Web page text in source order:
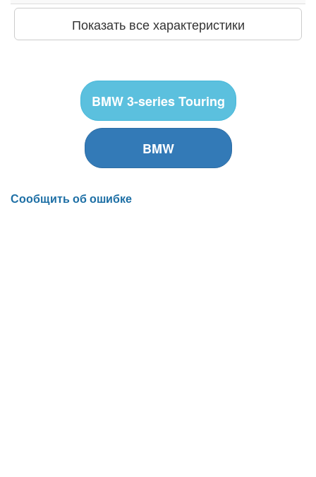
Показать все характеристики
BMW 3-series Touring
BMW
Сообщить об ошибке